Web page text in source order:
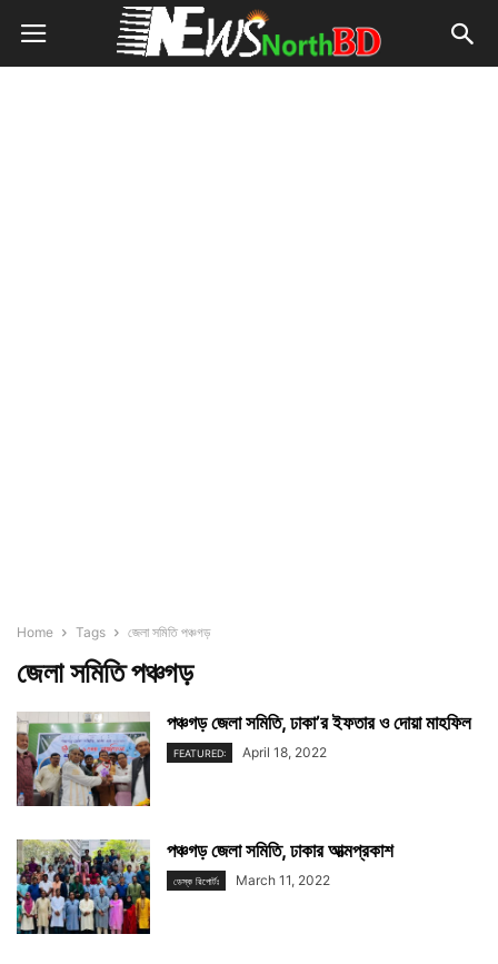
Home Tags জেলা সমিতি পঞ্চগড়
জেলা সমিতি পঞ্চগড়
পঞ্চগড় জেলা সমিতি, ঢাকা’র ইফতার ও দোয়া মাহফিল
FEATURED: April 18, 2022
পঞ্চগড় জেলা সমিতি, ঢাকার আত্মপ্রকাশ
ডেস্ক রিপোর্টঃ March 11, 2022